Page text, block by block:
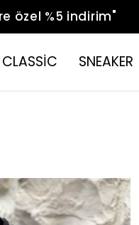
özel %5 indirim"
CLASSİC SNEAKER